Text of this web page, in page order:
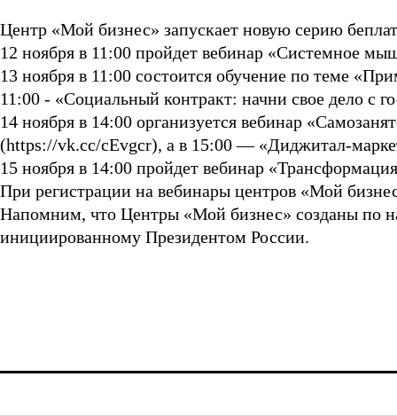
Центр «Мой бизнес» запускает новую серию
12 ноября в 11:00 пройдет вебинар «Системное
13 ноября в 11:00 состоится обучение по теме
11:00 - «Социальный контракт: начни свое дело с
14 ноября в 14:00 организуется вебинар
(https://vk.cc/cEvgcr), а в 15:00 — «Диджитал-
15 ноября в 14:00 пройдет вебинар
При регистрации на вебинары центров «Мой
Напомним, что Центры «Мой бизнес» созданы по
инициированному Президентом России.